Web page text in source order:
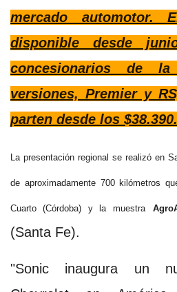
mercado automotor.
disponible desde
concesionarios de
versiones, Premier y
parten desde los
La presentación regional se realizó en
de aproximadamente 700 kilómetros
Cuarto (Córdoba) y la muestra
(Santa Fe).
"Sonic inaugura un